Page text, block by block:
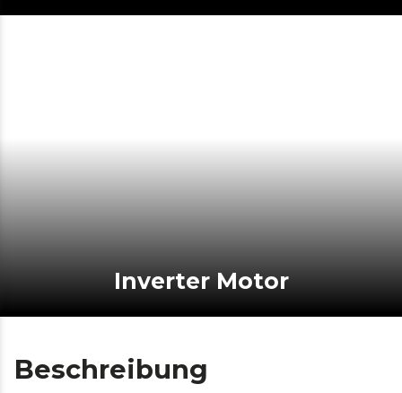
Inverter Motor
Beschreibung